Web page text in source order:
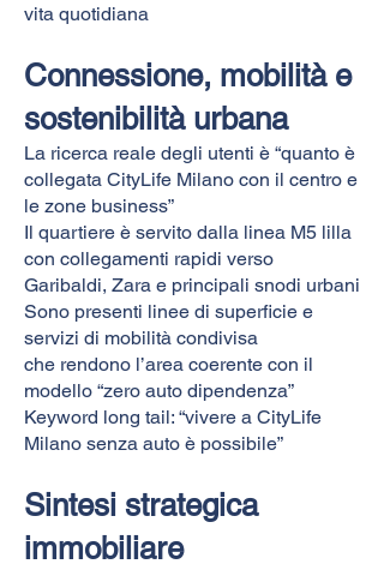
vita quotidiana
Connessione, mobilità e
sostenibilità urbana
La ricerca reale degli utenti è “quanto è
collegata CityLife Milano con il centro e
le zone business”
Il quartiere è servito dalla linea M5 lilla
con collegamenti rapidi verso
Garibaldi, Zara e principali snodi urbani
Sono presenti linee di superficie e
servizi di mobilità condivisa
che rendono l’area coerente con il
modello “zero auto dipendenza”
Keyword long tail: “vivere a CityLife
Milano senza auto è possibile”
Sintesi strategica
immobiliare